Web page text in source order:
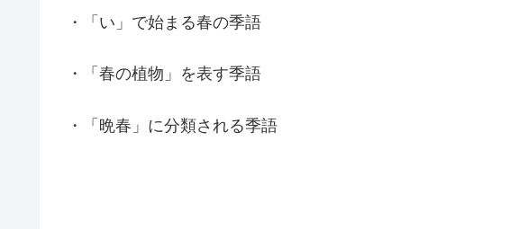
・「い」で始まる春の季語
・「春の植物」を表す季語
・「晩春」に分類される季語